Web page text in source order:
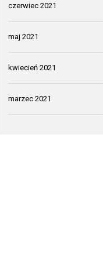
czerwiec 2021
maj 2021
kwiecień 2021
marzec 2021